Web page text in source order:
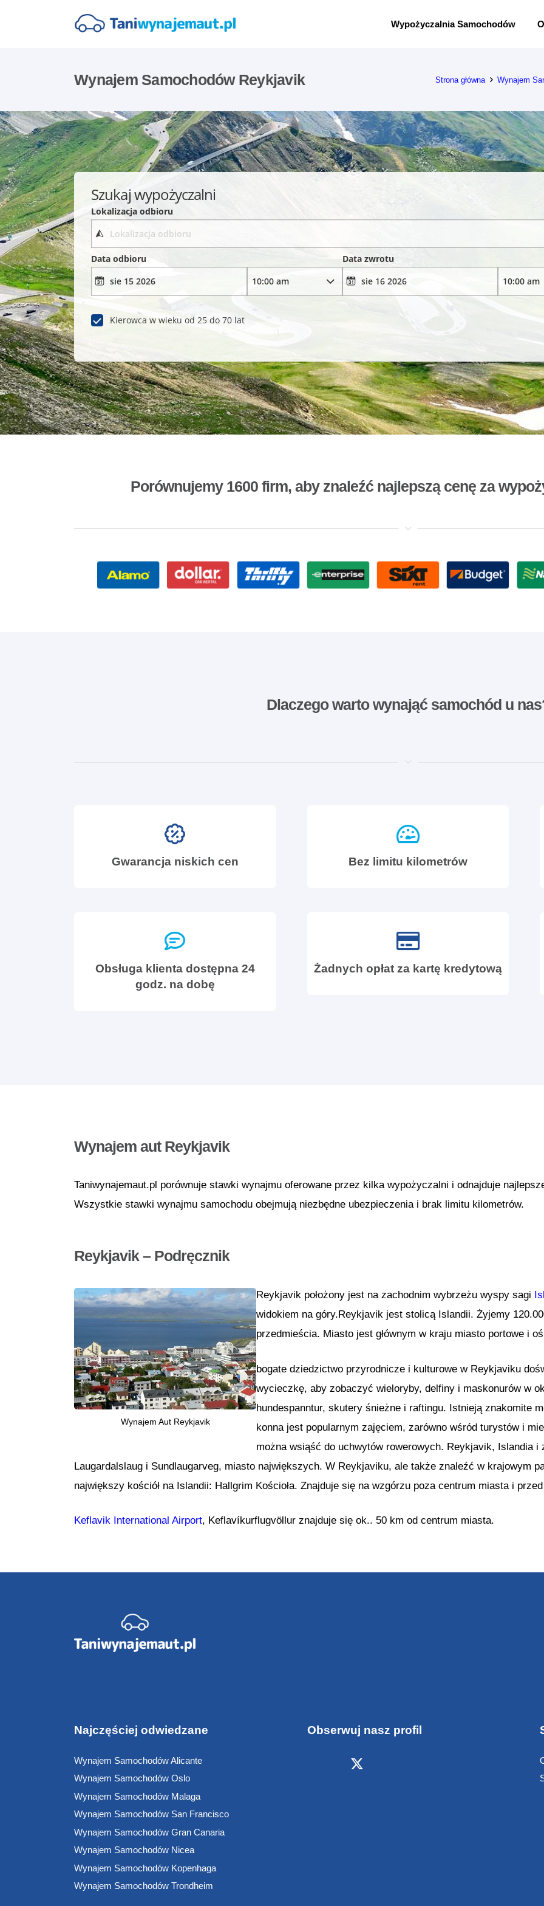
Wypożyczalnia Samochodów
Wynajem Samochodów Reykjavik Strona główna Wynajem
Szukaj wypożyczalni
Lokalizacja odbioru
Data odbioru Data zwrotu
Kierowca w wieku od 25 do 70 lat
Porównujemy 1600 firm, aby znaleźć najlepszą cenę za
Dlaczego warto wynająć samochód u
Gwarancja niskich cen Bez limitu kilometrów
Obsługa klienta dostępna 24
godz. na dobę
Żadnych opłat za kartę kredytową
Wynajem aut Reykjavik
Taniwynajemaut.pl porównuje stawki wynajmu oferowane przez kilka wypożyczalni i odnajduje
Wszystkie stawki wynajmu samochodu obejmują niezbędne ubezpieczenia i brak limitu kilometrów.
Reykjavik – Podręcznik
Wynajem Aut Reykjavik
Reykjavik położony jest na zachodnim wybrzeżu wyspy sagi
widokiem na góry.Reykjavik jest stolicą Islandii. Żyjemy
przedmieścia. Miasto jest głównym w kraju miasto portowe i
bogate dziedzictwo przyrodnicze i kulturowe w Reykjaviku
wycieczkę, aby zobaczyć wieloryby, delfiny i maskonurów w
hundespanntur, skutery śnieżne i raftingu. Istnieją znakomite
konna jest popularnym zajęciem, zarówno wśród turystów i
można wsiąść do uchwytów rowerowych. Reykjavik, Islandia
Laugardalslaug i Sundlaugarveg, miasto największych. W Reykjaviku, ale także znaleźć w krajowym
największy kościół na Islandii: Hallgrim Kościoła. Znajduje się na wzgórzu poza centrum miasta i
Keflavik International Airport, Keflavíkurflugvöllur znajduje się ok.. 50 km od centrum miasta.
Najczęściej odwiedzane
Wynajem Samochodów Alicante
Wynajem Samochodów Oslo
Wynajem Samochodów Malaga
Wynajem Samochodów San Francisco
Wynajem Samochodów Gran Canaria
Wynajem Samochodów Nicea
Wynajem Samochodów Kopenhaga
Wynajem Samochodów Trondheim
Obserwuj nasz profil